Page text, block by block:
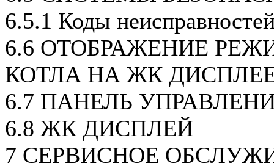
6.5.1 Коды
6.6 ОТОБРАЖЕНИЕ
КОТЛА НА ЖК
6.7 ПАНЕЛЬ
6.8 ЖК ДИСПЛЕЙ
7 СЕРВИСНОЕ